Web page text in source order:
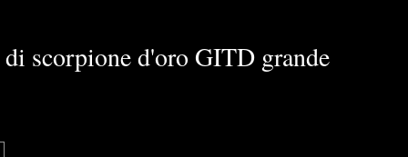
scorpione d'oro GITD grande